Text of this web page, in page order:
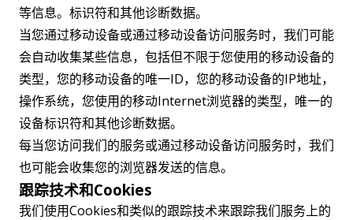
等信息。标识符和其他诊断数据。
当您通过移动设备或通过移动设备访问服务时，我们可能
会自动收集某些信息，包括但不限于您使用的移动设备的
类型，您的移动设备的唯一ID，您的移动设备的IP地址，
操作系统，您使用的移动Internet浏览器的类型，唯一的
设备标识符和其他诊断数据。
每当您访问我们的服务或通过移动设备访问服务时，我们
也可能会收集您的浏览器发送的信息。
跟踪技术和Cookies
我们使用Cookies和类似的跟踪技术来跟踪我们服务上的